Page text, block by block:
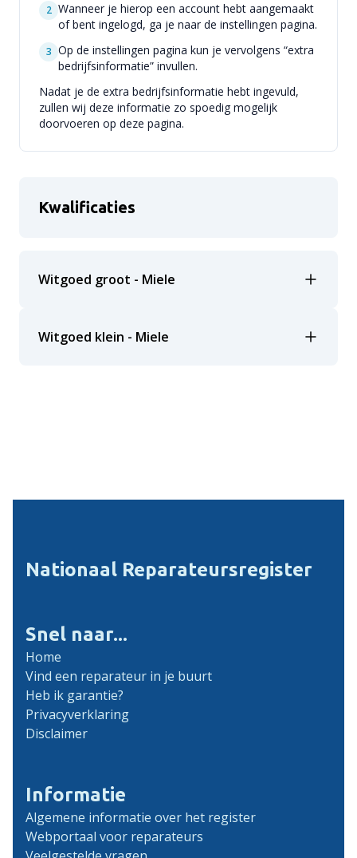
2 Wanneer je hierop een account hebt aangemaakt
of bent ingelogd, ga je naar de instellingen pagina.
3 Op de instellingen pagina kun je vervolgens “extra
bedrijfsinformatie” invullen.
Nadat je de extra bedrijfsinformatie hebt ingevuld,
zullen wij deze informatie zo spoedig mogelijk
doorvoeren op deze pagina.
Kwalificaties
Witgoed groot - Miele
Witgoed klein - Miele
Nationaal Reparateursregister
Snel naar...
Home
Vind een reparateur in je buurt
Heb ik garantie?
Privacyverklaring
Disclaimer
Informatie
Algemene informatie over het register
Webportaal voor reparateurs